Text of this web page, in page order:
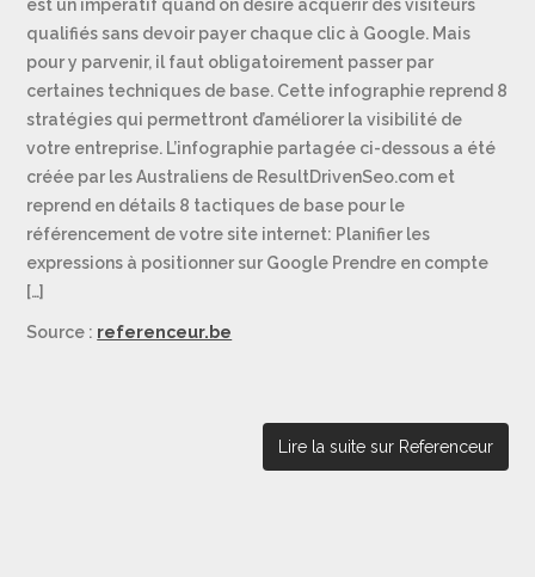
est un impératif quand on désire acquérir des visiteurs
qualifiés sans devoir payer chaque clic à Google. Mais
pour y parvenir, il faut obligatoirement passer par
certaines techniques de base. Cette infographie reprend 8
stratégies qui permettront d’améliorer la visibilité de
votre entreprise. L’infographie partagée ci-dessous a été
créée par les Australiens de ResultDrivenSeo.com et
reprend en détails 8 tactiques de base pour le
référencement de votre site internet: Planifier les
expressions à positionner sur Google Prendre en compte
[…]
Source : referenceur.be
Lire la suite sur Referenceur